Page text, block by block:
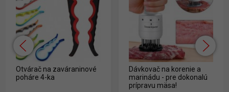
Otvárač na zaváraninové
poháre 4-ka
Dávkovač na korenie a
marinádu - pre dokonalú
prípravu mäsa!